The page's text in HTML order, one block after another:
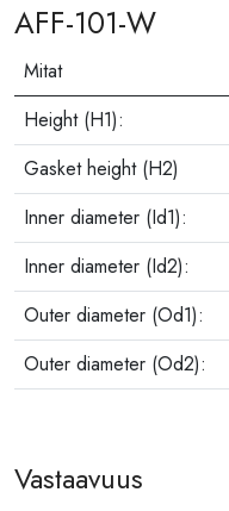
AFF-101-W
Mitat
Height (H1):
Gasket height (H2)
Inner diameter (Id1):
Inner diameter (Id2):
Outer diameter (Od1):
Outer diameter (Od2):
Vastaavuus